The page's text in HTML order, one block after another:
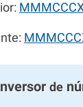
de